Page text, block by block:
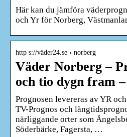
Här kan du jämföra
och Yr för Norberg,
http s://väder24.se › norberg
Väder Norberg –
och tio dygn fram
Prognosen levereras av YR
TV-Prognos och
närliggande orter som
Söderbärke, Fagersta, …